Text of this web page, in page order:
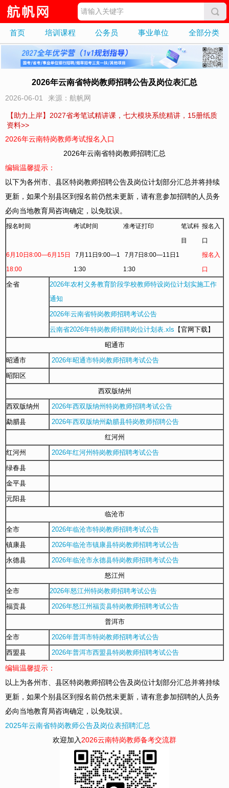
首页 培训课程 公务员 事业单位 全部分类
2026年云南省特岗教师招聘公告及岗位表汇总
2026-06-01 来源：航帆网
【助力上岸】2027省考笔试精讲课，七大模块系统精讲，15册纸质
资料>>
2026年云南特岗教师考试报名入口
2026年云南省特岗教师招聘汇总
编辑温馨提示：
以下为各州市、县区特岗教师招聘公告及岗位计划部分汇总并将持续
更新，如果个别县区到报名前仍然未更新，请有意参加招聘的人员务
必向当地教育局咨询确定，以免耽误。
报名时间 考试时间 准考证打印 笔试科
目
报名入
口
6月10日8:00—6月15日
18:00
7月11日9:00—1
1:30
7月7日8:00—11日1
1:30
报名入
口
全省
2026年农村义务教育阶段学校教师特设岗位计划实施工作
通知
2026年云南省特岗教师招聘考试公告
云南省2026年特岗教师招聘岗位计划表.xls 【官网下载】
昭通市
昭通市
2026年昭通市特岗教师招聘考试公告
昭阳区
西双版纳州
西双版纳州
2026年西双版纳州特岗教师招聘考试公告
勐腊县
2026年西双版纳州勐腊县特岗教师招聘公告
红河州
红河州
2026年红河州特岗教师招聘考试公告
绿春县
金平县
元阳县
临沧市
全市
2026年临沧市特岗教师招聘考试公告
镇康县
2026年临沧市镇康县特岗教师招聘考试公告
永德县
2026年临沧市永德县特岗教师招聘考试公告
怒江州
全市
2026年怒江州特岗教师招聘考试公告
福贡县
2026年怒江州福贡县特岗教师招聘考试公告
普洱市
全市
2026年普洱市特岗教师招聘考试公告
西盟县
2026年普洱市西盟县特岗教师招聘考试公告
编辑温馨提示：
以上为各州市、县区特岗教师招聘公告及岗位计划部分汇总并将持续
更新，如果个别县区到报名前仍然未更新，请有意参加招聘的人员务
必向当地教育局咨询确定，以免耽误。
2025年云南省特岗教师公告及岗位表招聘汇总
欢迎加入2026云南特岗教师备考交流群